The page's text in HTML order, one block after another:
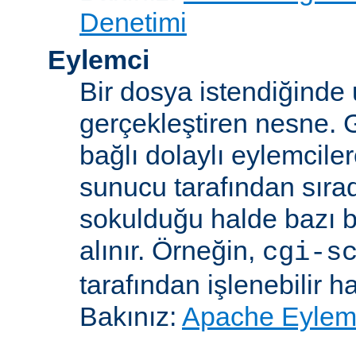
Denetimi
Eylemci
Bir dosya
gerçekleştiren nesne.
bağlı dolaylı
sunucu tarafından
sokulduğu halde bazı
alınır. Örneğin, cgi-
tarafından işlenebilir
Bakınız: Apache